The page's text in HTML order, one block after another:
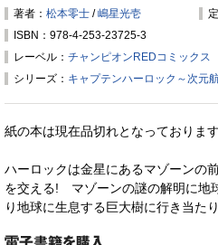
著者： 松本零士 /嶋星光壱
ISBN：978-4-253-23725-3
レーベル： チャンピオンREDコミックス
シリーズ： キャプテンハーロック～次元
紙の本は現在品切れとなっております
ハーロックは金星にあるマゾーンの
を交える! マゾーンの謎の解明に地
り地球に生息する巨大樹に行き当た